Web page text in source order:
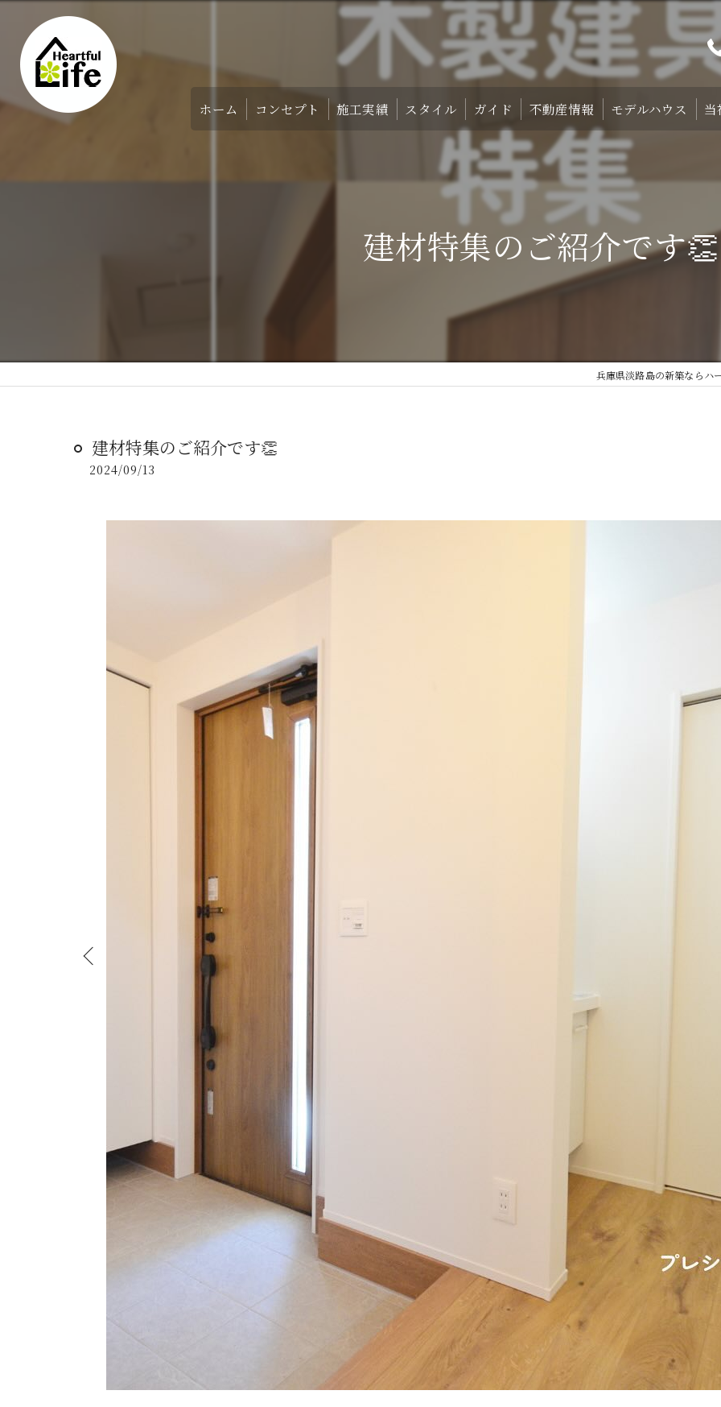
ホーム コンセプト 施工実績 スタイル
TRETTIO₋STYLE
HOMA-STYLE
ガイド
初めての家づくり
失敗しない土地探しのコツ
住まいの標準装備
家づくりのすすめ方
不動産情報 モデルハウス
宿泊体験型モデル
宿泊施設・設備紹介
ご予約
当
建材特集のご紹介です👏
兵庫県淡路島の新築ならハ
建材特集のご紹介です👏
2024/09/13